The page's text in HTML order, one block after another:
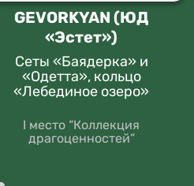
GEVORKYAN (ЮД
«Эстет»)
Сеты «Баядерка» и
«Одетта», кольцо
«Лебединое озеро»
I место “Коллекция
драгоценностей”